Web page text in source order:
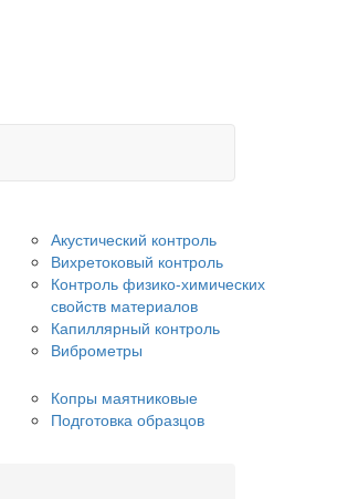
Акустический контроль
Вихретоковый контроль
Контроль физико-химических
свойств материалов
Капиллярный контроль
Виброметры
Копры маятниковые
Подготовка образцов